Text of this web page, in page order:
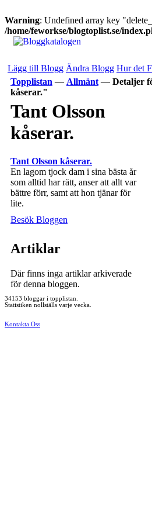
Warning: Undefined array key
/home/feworkse/blogtoplist.se/
Lägg till Blogg Ändra Blogg Hur det
Topplistan — Allmänt — Detaljer
kåserar."
Tant Olsson
kåserar.
Tant Olsson kåserar.
En lagom tjock dam i sina bästa år
som alltid har rätt, anser att allt var
bättre förr, samt att hon tjänar för
lite.
Besök Bloggen
Artiklar
Där finns inga artiklar arkiverade
för denna bloggen.
34153 bloggar i topplistan.
Statistiken nollställs varje vecka.
Kontakta Oss